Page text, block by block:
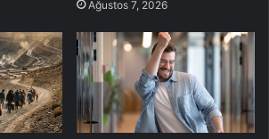
Ağustos 7, 2026